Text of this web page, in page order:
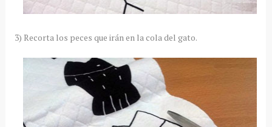
3) Recorta los peces que irán en la cola del gato.